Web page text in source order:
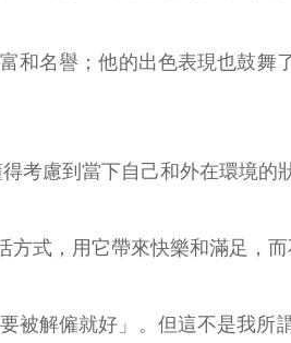
和名譽；他的出色表現也鼓舞
考慮到當下自己和外在環境的
式，用它帶來快樂和滿足，而
被解僱就好」。但這不是我所